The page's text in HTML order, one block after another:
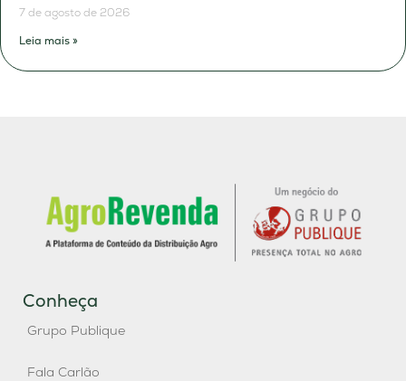
7 de agosto de 2026
Leia mais »
Conheça
Grupo Publique
Fala Carlão